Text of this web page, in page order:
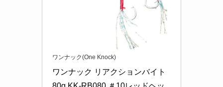
ワンナック(One Knock)
ワンナック リアクションバイト